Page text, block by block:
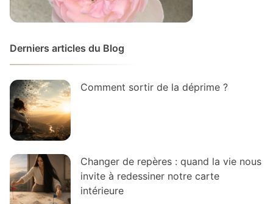
Derniers articles du Blog
Comment sortir de la déprime ?
Changer de repères : quand la vie nous
invite à redessiner notre carte
intérieure